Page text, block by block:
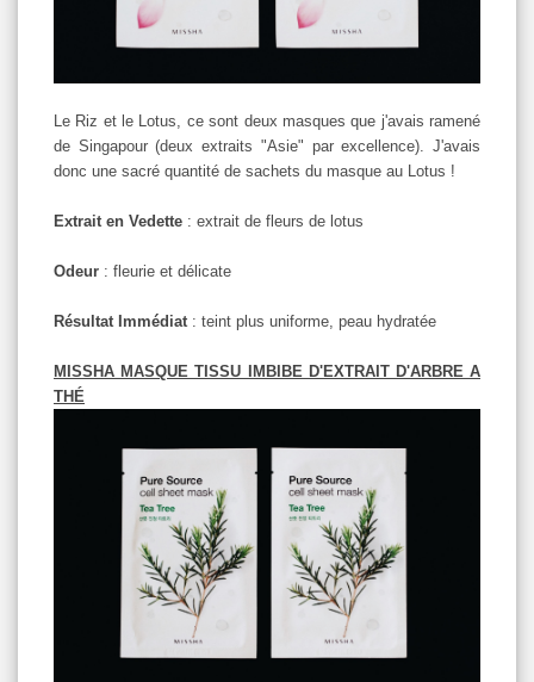
Le Riz et le Lotus, ce sont deux masques que j'avais ramené
de Singapour (deux extraits "Asie" par excellence). J'avais
donc une sacré quantité de sachets du masque au Lotus !
Extrait en Vedette : extrait de fleurs de lotus
Odeur : fleurie et délicate
Résultat Immédiat : teint plus uniforme, peau hydratée
MISSHA MASQUE TISSU IMBIBE D'EXTRAIT D'ARBRE A
THÉ